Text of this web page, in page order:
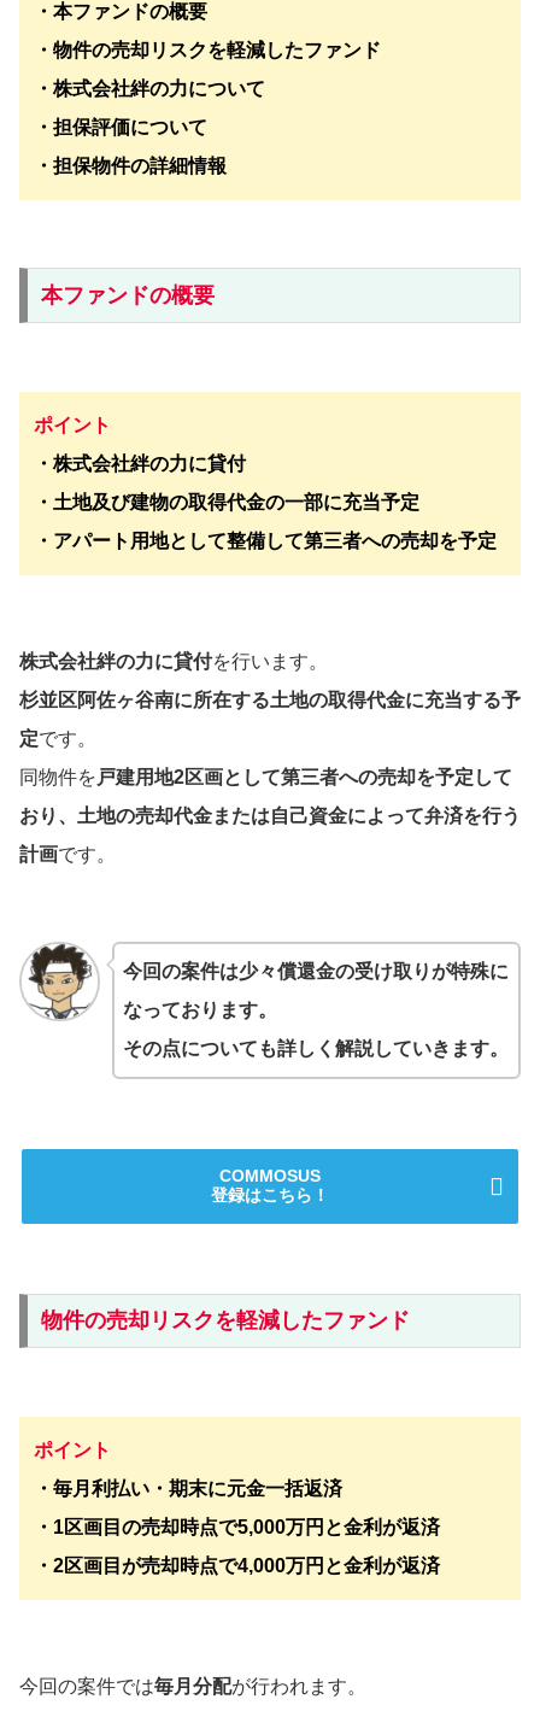
・本ファンドの概要
・物件の売却リスクを軽減したファンド
・ 株式会社絆の力について
・担保評価について
・担保物件の詳細情報
本ファンドの概要
ポイント
・ 株式会社絆の力に貸付
・土地及び建物の取得代金の一部に充当予定
・アパート用地として整備して第三者への売却を予定
株式会社絆の力に貸付を行います。
杉並区阿佐ヶ谷南に所在する土地の取得代金に充当する予
定です。
同物件を 戸建用地2区画として第三者への売却を予定して
おり、土地の売却代金または自己資金によって弁済を行う
計画です。
今回の案件は少々償還金の受け取りが特殊に
なっております。
その点についても詳しく解説していきます。
COMMOSUS
登録はこちら！
物件の売却リスクを軽減したファンド
ポイント
・毎月利払い・期末に元金一括返済
・1区画目の売却時点で5,000万円と金利が返済
・2区画目が売却時点で4,000万円と金利が返済
今回の案件では毎月分配が行われます。